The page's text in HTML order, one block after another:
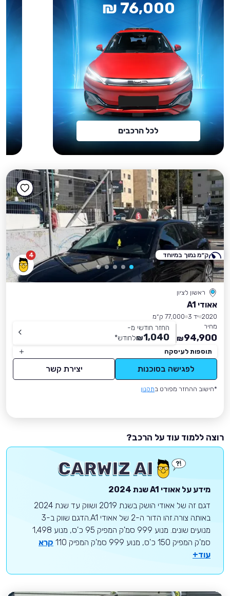
76,000 ₪
לכל הרכבים
4
ראשון לציון
אאודי A1
2020 יד 3
77,000 ק״מ
מחיר
94,900
₪
החזר חודשי מ-
1,040
₪לחודש*
תוספות לעיסקה
לפגישה בסוכנות יצירת קשר
*חישוב ההחזר מפורט בתקנון
ק״מ נמוך במיוחד
רוצה ללמוד עוד על הרכב?
מידע על אאודי A1שנת 2024
דגם זה של אאודי הושק בשנת 2019 ושווק עד שנת 2024
באותה צורה.זהו הדור ה-2 של אאודי A1.הדגם שווק ב-3
מנועים שונים. מנוע 999 סמ'ק המפיק 95 כ'ס, מנוע 1,498
סמ'ק המפיק 150 כ'ס, מנוע 999 סמ'ק המפיק 110
קרא
עוד+